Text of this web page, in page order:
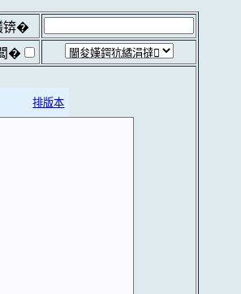
锛�
�
排版本